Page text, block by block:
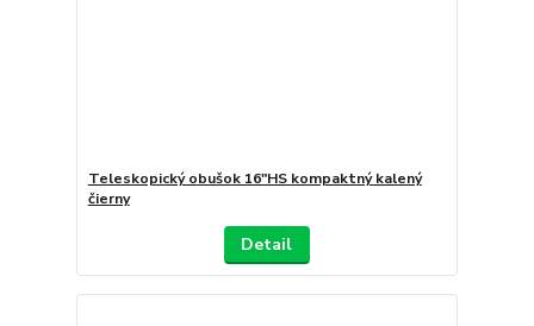
Teleskopický obušok 16"HS kompaktný kalený
čierny
Detail